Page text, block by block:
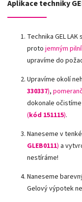
Aplikace techniky
Technika GEL
proto jemným
upravíme do
Upravíme okolí
330337),
dokonale
(kód 151115).
Naneseme v
GLEB0111) a
nestíráme!
Naneseme
Gelový výpotek